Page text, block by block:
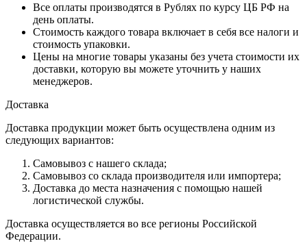
Все оплаты производятся в Рублях по курсу ЦБ РФ на
день оплаты.
Стоимость каждого товара включает в себя все налоги и
стоимость упаковки.
Цены на многие товары указаны без учета стоимости их
доставки, которую вы можете уточнить у наших
менеджеров.
Доставка
Доставка продукции может быть осуществлена одним из
следующих вариантов:
Самовывоз с нашего склада;
Самовывоз со склада производителя или импортера;
Доставка до места назначения с помощью нашей
логистической службы.
Доставка осуществляется во все регионы Российской
Федерации.